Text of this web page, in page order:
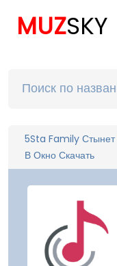
MUZSKY
5Sta Family
В Окно Скачать